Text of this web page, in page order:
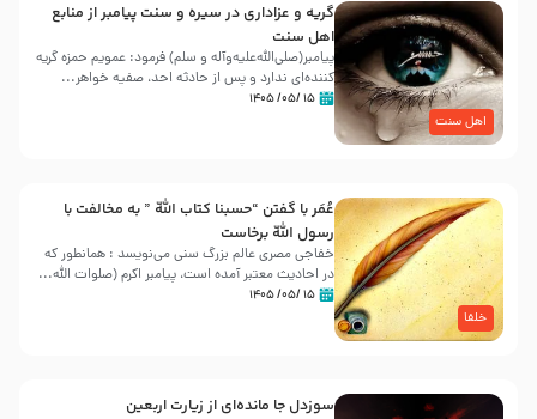
اهل سنت
گریه و عزاداری در سیره و سنت پیامبر از منابع
اهل سنت
پیامبر(صلی‌الله‌علیه‌وآله و سلم) فرمود: عمویم حمزه گریه
کننده‌ای ندارد و پس از حادثه احد، صفیه خواهر...
۱۵ /۰۵/ ۱۴۰۵
خلفا
عُمَر با گفتن “حسبنا كتاب اللّه ” به مخالفت با
رسول اللّه برخاست
خفاجی مصری عالم بزرگ سنی می‌نویسد : همانطور که
در احادیث معتبر آمده است، پیامبر اکرم (صلوات اللّه...
۱۵ /۰۵/ ۱۴۰۵
سوزدل جا مانده‌ای از زیارت اربعین